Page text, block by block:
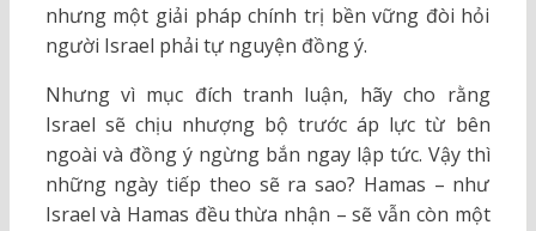
nhưng một giải pháp chính trị bền vững đòi hỏi
người Israel phải tự nguyện đồng ý.
Nhưng vì mục đích tranh luận, hãy cho rằng
Israel sẽ chịu nhượng bộ trước áp lực từ bên
ngoài và đồng ý ngừng bắn ngay lập tức. Vậy thì
những ngày tiếp theo sẽ ra sao? Hamas – như
Israel và Hamas đều thừa nhận – sẽ vẫn còn một